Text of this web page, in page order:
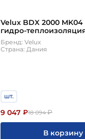
Velux BDX 2000
гидро-
мансардного окна
Бренд: Velux
Страна: Дания
шт.
9 047 ₽18 094₽
В корзину